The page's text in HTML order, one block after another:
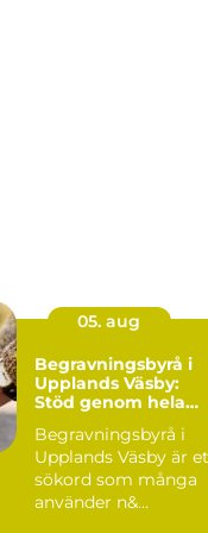
05. aug
Begravningsbyrå i
Upplands Väsby:
Stöd genom hela
Begravningsbyrå i
Upplands Väsby är
sökord som många
använder n&...